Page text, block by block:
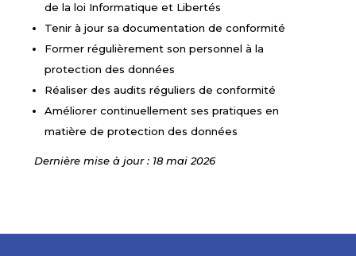
de la loi Informatique et Libertés
Tenir à jour sa documentation de conformité
Former régulièrement son personnel à la
protection des données
Réaliser des audits réguliers de conformité
Améliorer continuellement ses pratiques en
matière de protection des données
Dernière mise à jour : 18 mai 2026